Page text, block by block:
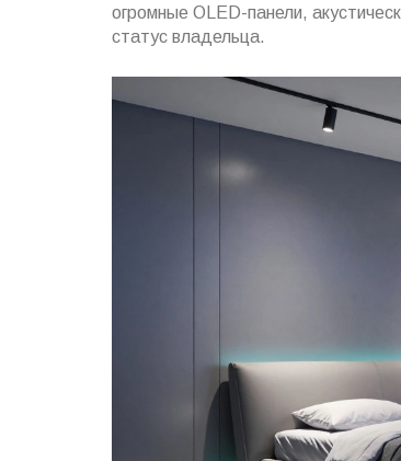
огромные OLED-панели,
статус владельца.